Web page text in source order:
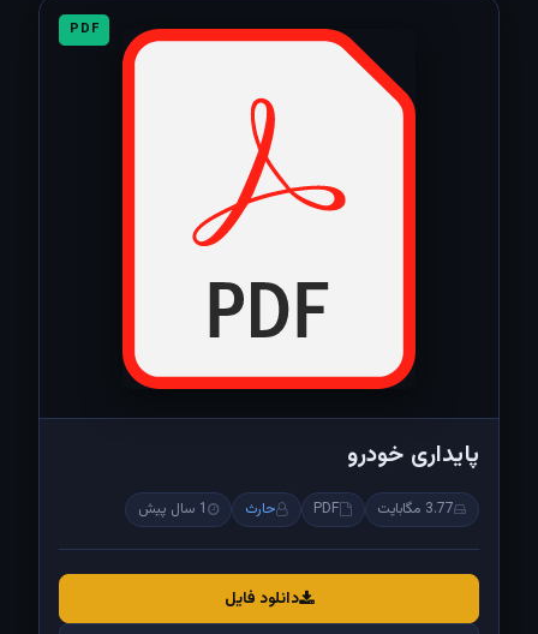
PDF
پایداری خودرو
3.77 مگابایت PDF حارث 1 سال پیش
دانلود فایل